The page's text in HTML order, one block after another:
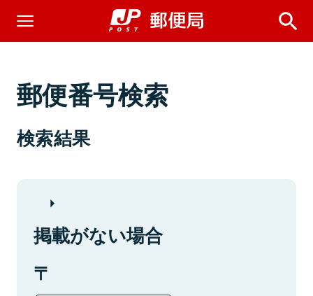
郵便番号検索
検索結果
掲載がない場合